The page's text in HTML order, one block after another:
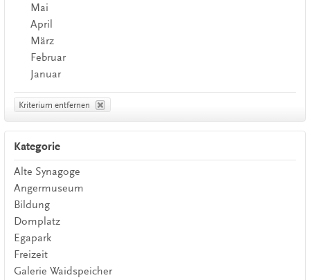
Mai
April
März
Februar
Januar
Kriterium entfernen
Kategorie
Alte Synagoge
Angermuseum
Bildung
Domplatz
Egapark
Freizeit
Galerie Waidspeicher